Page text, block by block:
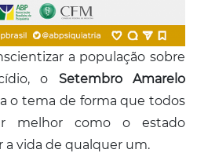
a população sobre
o Setembro Amarelo
o tema de forma que todos
melhor como o estado
a vida de qualquer um.